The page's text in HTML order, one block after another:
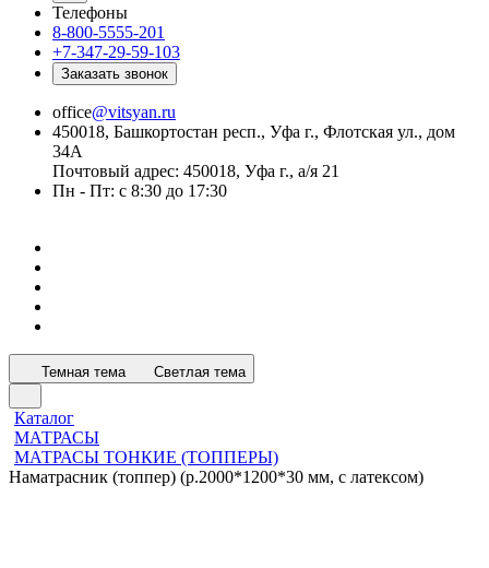
Телефоны
8-800-5555-201
+7-347-29-59-103
Заказать звонок
office@vitsyan.ru
450018, Башкортостан респ., Уфа г., Флотская ул., дом
34А
Почтовый адрес: 450018, Уфа г., а/я 21
Пн - Пт: с 8:30 до 17:30
Темная тема Светлая тема
Каталог
МАТРАСЫ
МАТРАСЫ ТОНКИЕ (ТОППЕРЫ)
Наматрасник (топпер) (р.2000*1200*30 мм, с латексом)